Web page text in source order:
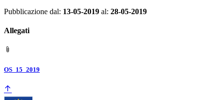
Pubblicazione dal: 13-05-2019 al: 28-05-2019
Allegati
OS_15_2019